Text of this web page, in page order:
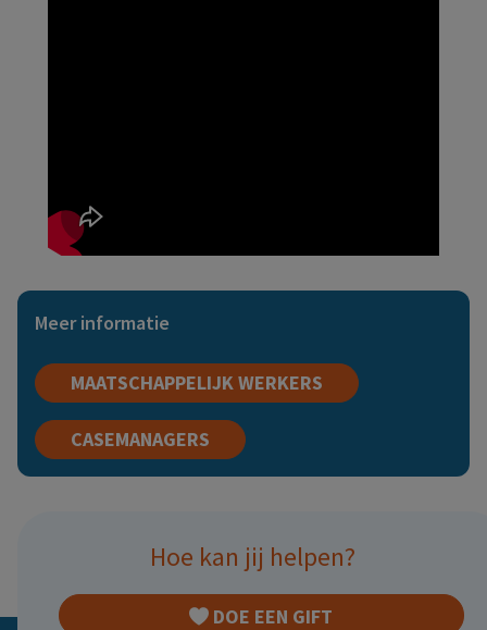
Meer informatie
MAATSCHAPPELIJK WERKERS
CASEMANAGERS
Hoe kan jij helpen?
DOE EEN GIFT